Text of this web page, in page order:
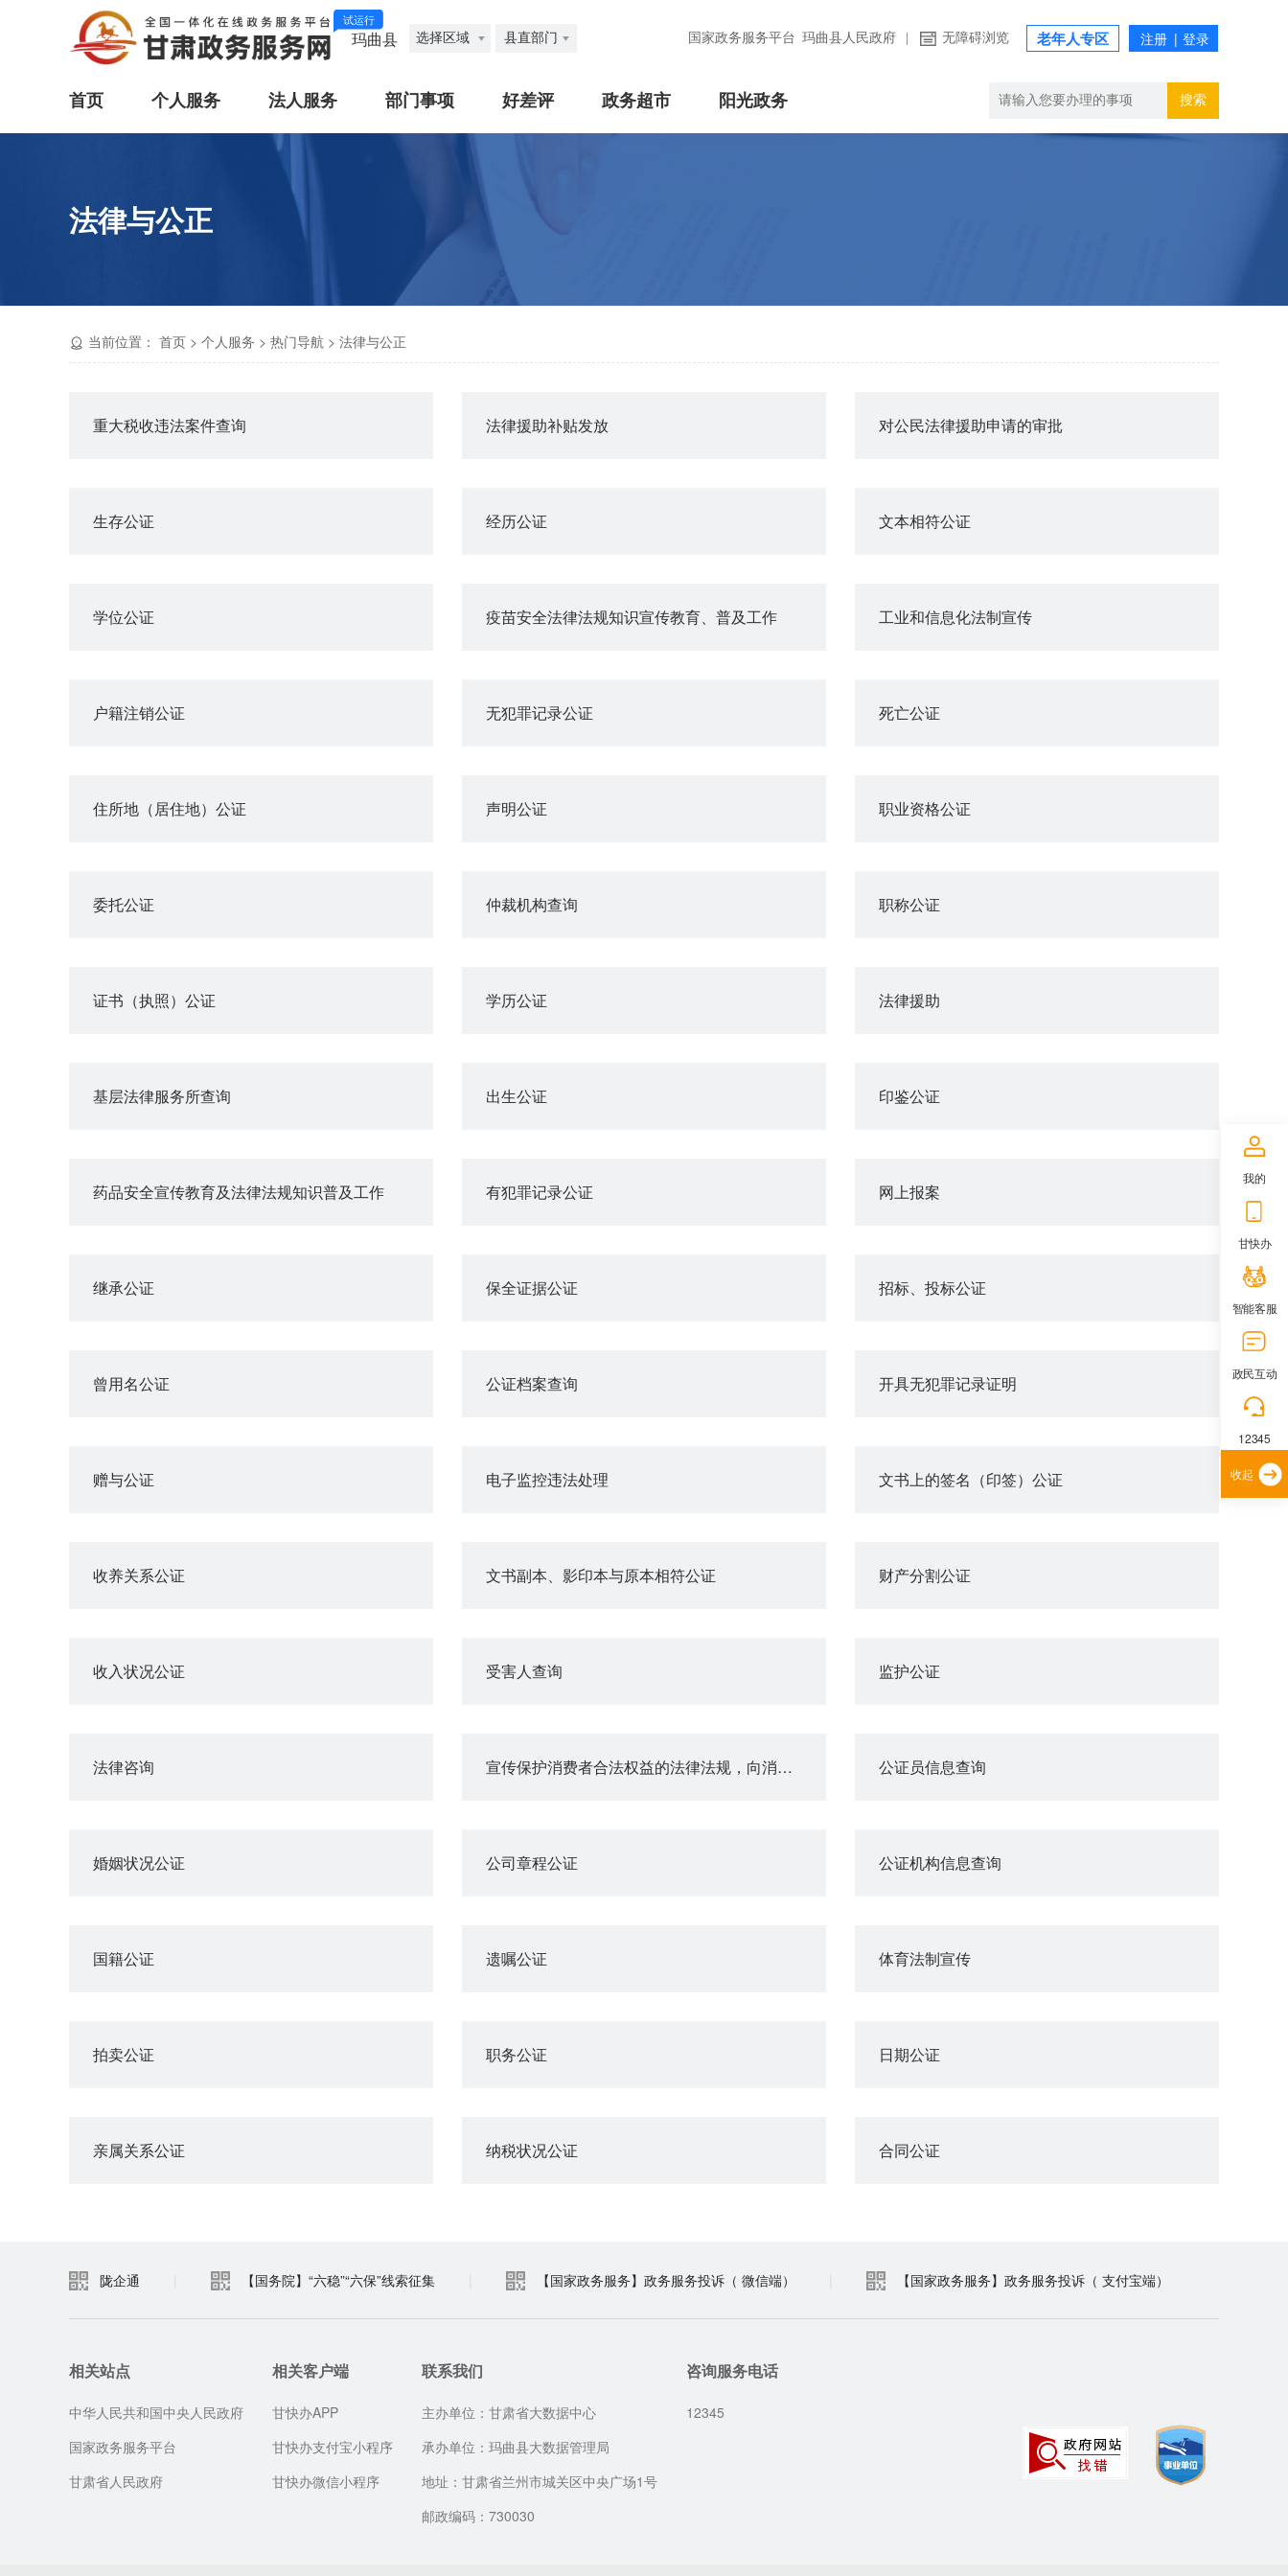
试运行
玛曲县 选择区域 县直部门 国家政务服务平台 玛曲县人民政府 无障碍浏览 老年人专区
首页 个人服务 法人服务 部门事项 好差评 政务超市 阳光政务 搜索
法律与公正
当前位置： 首页 > 个人服务 > 热门导航 > 法律与公正
重大税收违法案件查询 法律援助补贴发放 对公民法律援助申请的审批
生存公证 经历公证 文本相符公证
学位公证 疫苗安全法律法规知识宣传教育、普及工作 工业和信息化法制宣传
户籍注销公证 无犯罪记录公证 死亡公证
住所地（居住地）公证 声明公证 职业资格公证
委托公证 仲裁机构查询 职称公证
证书（执照）公证 学历公证 法律援助
基层法律服务所查询 出生公证 印鉴公证
药品安全宣传教育及法律法规知识普及工作 有犯罪记录公证 网上报案
继承公证 保全证据公证 招标、投标公证
曾用名公证 公证档案查询 开具无犯罪记录证明
赠与公证 电子监控违法处理 文书上的签名（印签）公证
收养关系公证 文书副本、影印本与原本相符公证 财产分割公证
收入状况公证 受害人查询 监护公证
法律咨询 宣传保护消费者合法权益的法律法规，向消费者提供消费信息和法律、咨询服务 公证员信息查询
婚姻状况公证 公司章程公证 公证机构信息查询
国籍公证 遗嘱公证 体育法制宣传
拍卖公证 职务公证 日期公证
亲属关系公证 纳税状况公证 合同公证
陇企通 【国务院】“六稳”“六保”线索征集 【国家政务服务】政务服务投诉（ 微信端） 【国家政务服务】政务服务投诉（ 支付宝端）
相关站点
中华人民共和国中央人民政府
国家政务服务平台
甘肃省人民政府
相关客户端
甘快办APP
甘快办支付宝小程序
甘快办微信小程序
联系我们
主办单位：甘肃省大数据中心
承办单位：玛曲县大数据管理局
地址：甘肃省兰州市城关区中央广场1号
邮政编码：730030
咨询服务电话
12345
我的
甘快办
智能客服
政民互动
12345
收起